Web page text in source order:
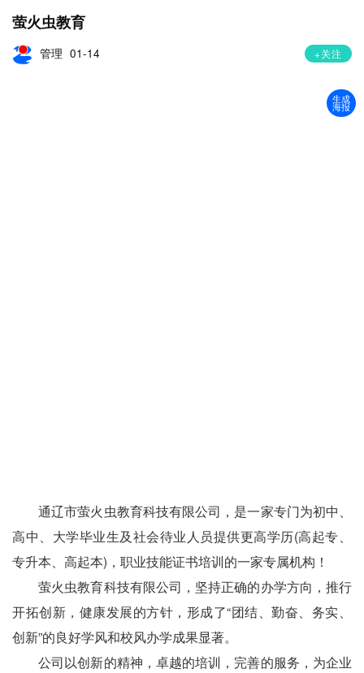
生成
海报
萤火虫教育
管理 01-14 +关注
通辽市萤火虫教育科技有限公司，是一家专门为初中、
高中、大学毕业生及社会待业人员提供更高学历(高起专、
专升本、高起本)，职业技能证书培训的一家专属机构！
萤火虫教育科技有限公司，坚持正确的办学方向，推行
开拓创新，健康发展的方针，形成了“团结、勤奋、务实、
创新”的良好学风和校风办学成果显著。
公司以创新的精神，卓越的培训，完善的服务，为企业